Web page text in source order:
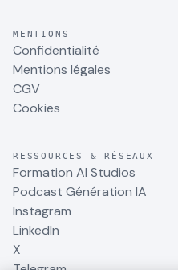
MENTIONS
Confidentialité
Mentions légales
CGV
Cookies
RESSOURCES & RÉSEAUX
Formation AI Studios
Podcast Génération IA
Instagram
LinkedIn
X